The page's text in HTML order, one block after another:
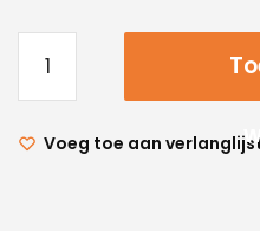
Voeg toe aan